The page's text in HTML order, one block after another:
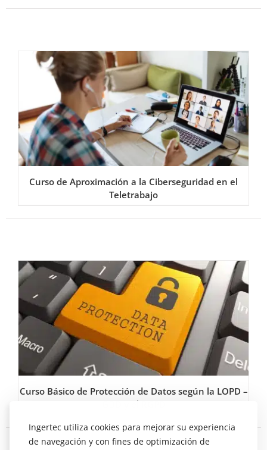
Curso de Aproximación a la Ciberseguridad en el
Teletrabajo
Curso Básico de Protección de Datos según la LOPD –
GDD y el RGPD
Ingertec utiliza cookies para mejorar su experiencia
de navegación y con fines de optimización de